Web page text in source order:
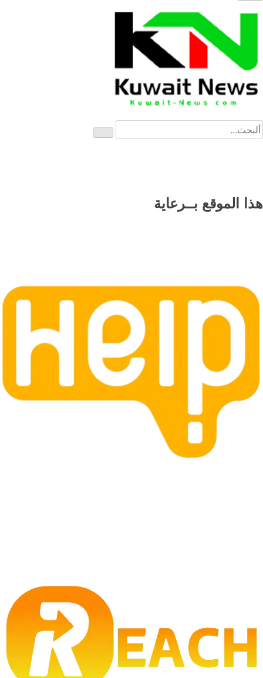
NE
News Elementor
هذا الموقع بــرعاية